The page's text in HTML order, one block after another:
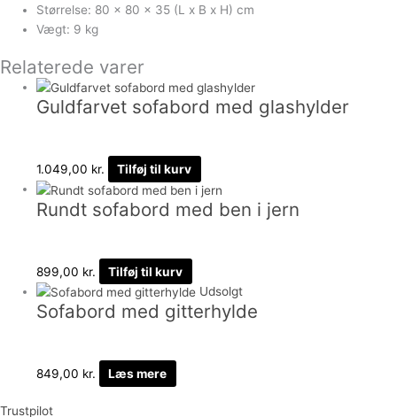
Størrelse: 80 x 80 x 35 (L x B x H) cm
Vægt: 9 kg
Relaterede varer
Guldfarvet sofabord med glashylder
1.049,00 kr. Tilføj til kurv
Rundt sofabord med ben i jern
899,00 kr.
Tilføj til kurv
Udsolgt
Sofabord med gitterhylde
849,00 kr. Læs mere
Trustpilot